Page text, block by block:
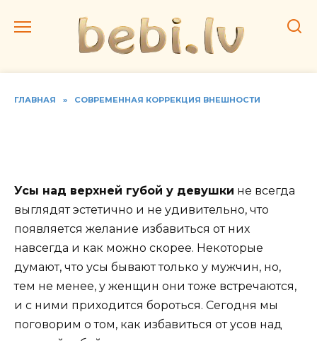
ГЛАВНАЯ » СОВРЕМЕННАЯ КОРРЕКЦИЯ ВНЕШНОСТИ
Усы над верхней губой у девушки не всегда
выглядят эстетично и не удивительно, что
появляется желание избавиться от них
навсегда и как можно скорее. Некоторые
думают, что усы бывают только у мужчин, но,
тем не менее, у женщин они тоже встречаются,
и с ними приходится бороться. Сегодня мы
поговорим о том, как избавиться от усов над